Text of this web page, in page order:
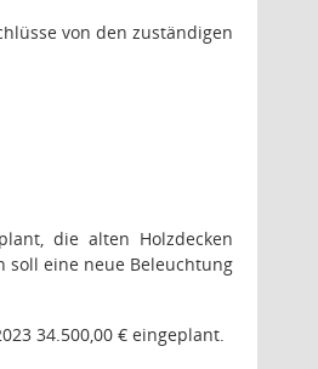
von den zuständigen
die alten Holzdecken
soll eine neue Beleuchtung
34.500,00 € eingeplant.